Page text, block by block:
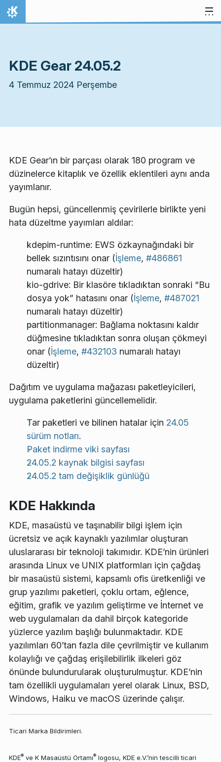
İçeriğe atla
Ana Sayfa
KDE Gear 24.05.2
4 Temmuz 2024 Perşembe
KDE Gear’ın bir parçası olarak 180 program ve
düzinelerce kitaplık ve özellik eklentileri aynı anda
yayımlanır.
Bugün hepsi, güncellenmiş çevirilerle birlikte yeni
hata düzeltme yayımları aldılar:
kdepim-runtime: EWS özkaynağındaki bir
bellek sızıntısını onar (İşleme, #486861
numaralı hatayı düzeltir)
kio-gdrive: Bir klasöre tıkladıktan sonraki “Bu
dosya yok” hatasını onar (İşleme, #487021
numaralı hatayı düzeltir)
partitionmanager: Bağlama noktasını kaldır
düğmesine tıkladıktan sonra oluşan çökmeyi
onar (İşleme, #432103 numaralı hatayı
düzeltir)
Dağıtım ve uygulama mağazası paketleyicileri,
uygulama paketlerini güncellemelidir.
Tar paketleri ve bilinen hatalar için 24.05
sürüm notları.
Paket indirme viki sayfası
24.05.2 kaynak bilgisi sayfası
24.05.2 tam değişiklik günlüğü
KDE Hakkında
KDE, masaüstü ve taşınabilir bilgi işlem için
ücretsiz ve açık kaynaklı yazılımlar oluşturan
uluslararası bir teknoloji takımıdır. KDE’nin ürünleri
arasında Linux ve UNIX platformları için çağdaş
bir masaüstü sistemi, kapsamlı ofis üretkenliği ve
grup yazılımı paketleri, çoklu ortam, eğlence,
eğitim, grafik ve yazılım geliştirme ve İnternet ve
web uygulamaları da dahil birçok kategoride
yüzlerce yazılım başlığı bulunmaktadır. KDE
yazılımları 60’tan fazla dile çevrilmiştir ve kullanım
kolaylığı ve çağdaş erişilebilirlik ilkeleri göz
önünde bulundurularak oluşturulmuştur. KDE’nin
tam özellikli uygulamaları yerel olarak Linux, BSD,
Windows, Haiku ve macOS üzerinde çalışır.
Ticari Marka Bildirimleri.
KDE® ve K Masaüstü Ortamı® logosu, KDE e.V.’nin tescilli ticari